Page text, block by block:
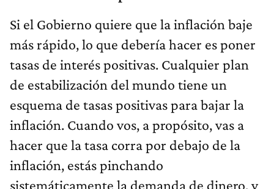
Si el Gobierno quiere que la inflación baje
más rápido, lo que debería hacer es poner
tasas de interés positivas. Cualquier plan
de estabilización del mundo tiene un
esquema de tasas positivas para bajar la
inflación. Cuando vos, a propósito, vas a
hacer que la tasa corra por debajo de la
inflación, estás pinchando
sistemáticamente la demanda de dinero, y